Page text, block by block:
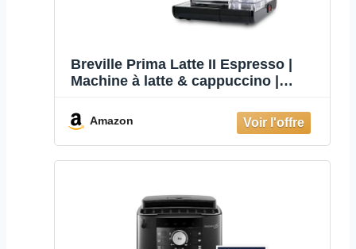
Breville Prima Latte II Espresso |
Machine à latte & cappuccino |
mousseur de lait | Argent [VCF108X]
Amazon